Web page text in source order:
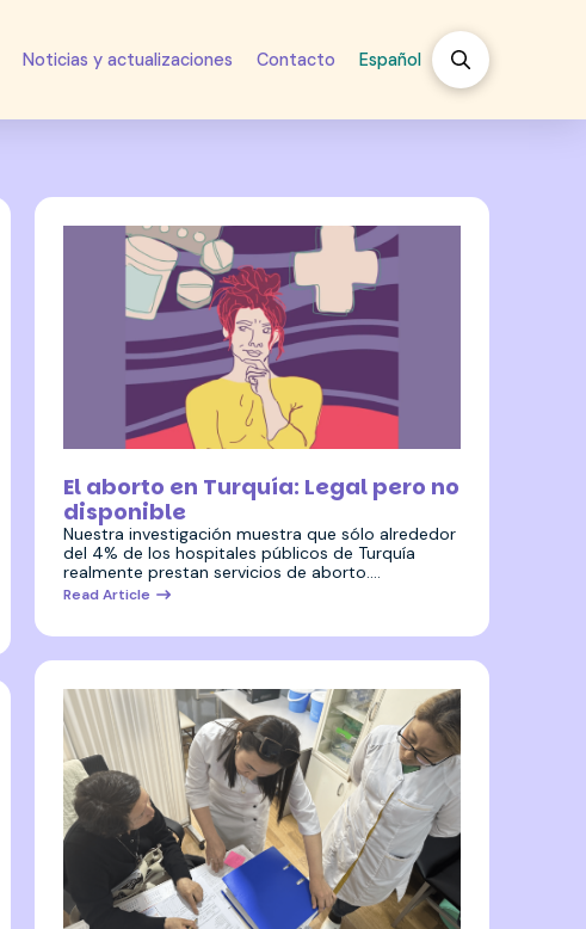
Noticias y actualizaciones Contacto Español
El aborto en Turquía: Legal pero no
disponible
Nuestra investigación muestra que sólo alrededor
del 4% de los hospitales públicos de Turquía
realmente prestan servicios de aborto.…
Read Article